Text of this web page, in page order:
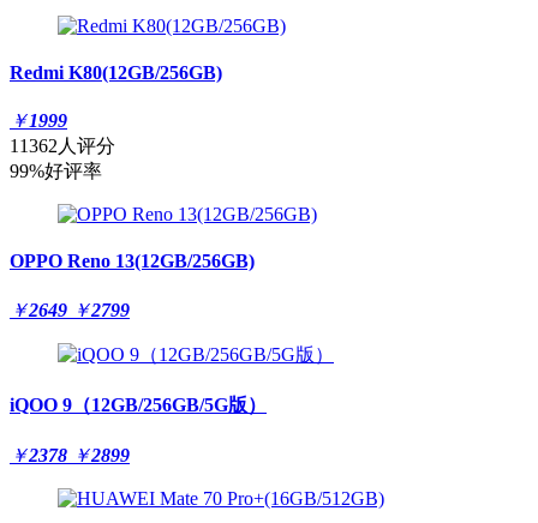
Redmi K80(12GB/256GB)
￥1999
11362人评分
99%好评率
OPPO Reno 13(12GB/256GB)
￥2649 ￥2799
iQOO 9（12GB/256GB/5G版）
￥2378 ￥2899